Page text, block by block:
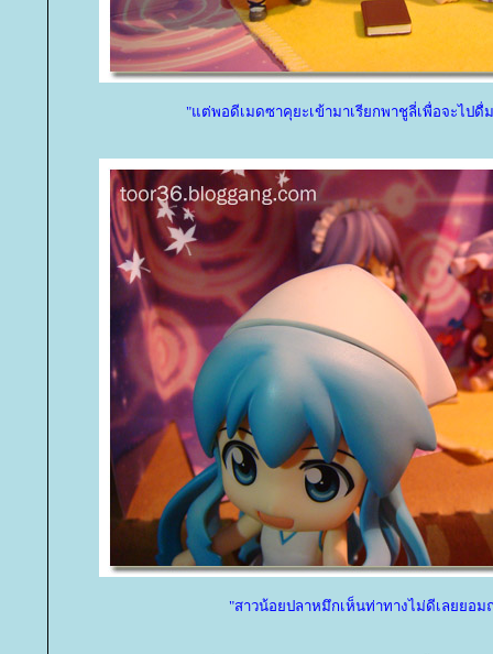
"แต่พอดีเมดซาคุยะเข้ามาเรียกพาชูลี่เพื่อจะไปดื่
"สาวน้อยปลาหมึกเห็นท่าทางไม่ดีเลยยอม